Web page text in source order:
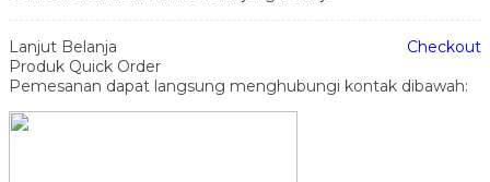
Lanjut Belanja
Checkout
Produk Quick Order
Pemesanan dapat langsung menghubungi kontak dibawah: